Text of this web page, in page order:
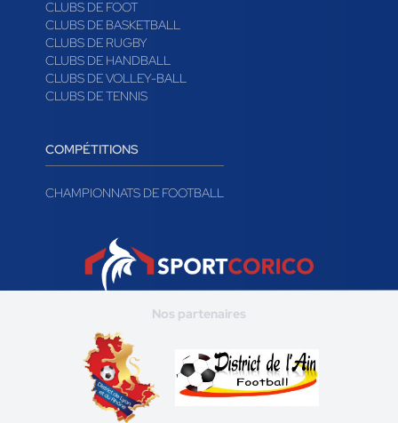
CLUBS DE FOOT
CLUBS DE BASKETBALL
CLUBS DE RUGBY
CLUBS DE HANDBALL
CLUBS DE VOLLEY-BALL
CLUBS DE TENNIS
COMPÉTITIONS
CHAMPIONNATS DE FOOTBALL
Nos partenaires